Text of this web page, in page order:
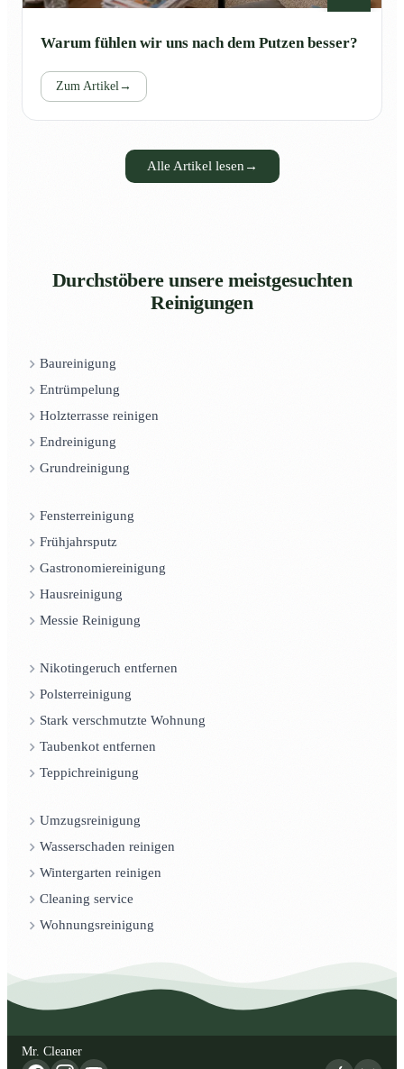
Warum fühlen wir uns nach dem Putzen besser?
Zum Artikel→
Alle Artikel lesen →
Durchstöbere unsere meistgesuchten
Reinigungen
Baureinigung
Entrümpelung
Holzterrasse reinigen
Endreinigung
Grundreinigung
Fensterreinigung
Frühjahrsputz
Gastronomiereinigung
Hausreinigung
Messie Reinigung
Nikotingeruch entfernen
Polsterreinigung
Stark verschmutzte Wohnung
Taubenkot entfernen
Teppichreinigung
Umzugsreinigung
Wasserschaden reinigen
Wintergarten reinigen
Cleaning service
Wohnungsreinigung
Mr. Cleaner